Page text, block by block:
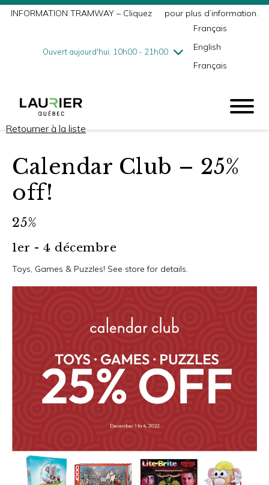
INFORMATION TRAMWAY – Cliquez pour plus d’information.
Ouvert aujourd'hui: 10h00 - 21h00
mercredi8/5
10h00 - 18h00
vendredi8/7
10h00 - 21h00
Français
English
Français
Retourner à la liste
Calendar Club – 25%
off!
25%
1er - 4 décembre
Toys, Games & Puzzles! See store for details.